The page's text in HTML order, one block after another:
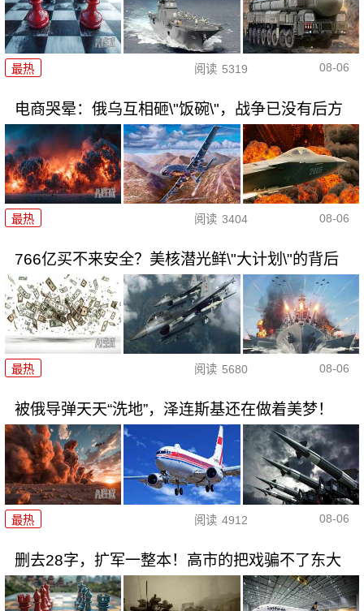
最热 阅读 5319 08-06
电商哭晕：俄乌互相砸\"饭碗\"，战争已没有后方
最热 阅读 3404 08-06
766亿买不来安全？美核潜光鲜\"大计划\"的背后
最热 阅读 5680 08-06
被俄导弹天天“洗地”，泽连斯基还在做着美梦！
最热 阅读 4912 08-06
删去28字，扩军一整本！高市的把戏骗不了东大